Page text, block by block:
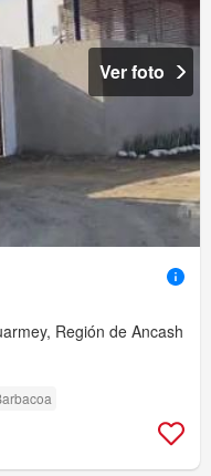
Ver foto
Región de Ancash